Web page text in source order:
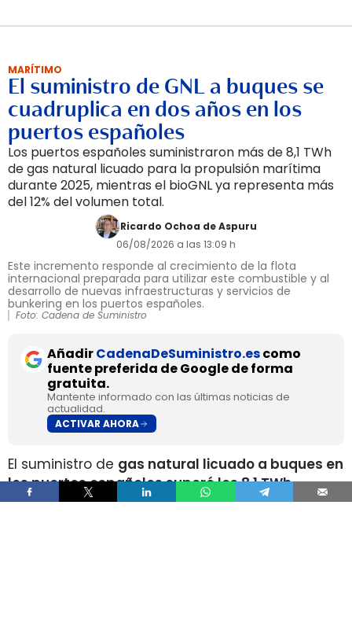
MARÍTIMO
El suministro de GNL a buques se
cuadruplica en dos años en los
puertos españoles
Los puertos españoles suministraron más de 8,1 TWh
de gas natural licuado para la propulsión marítima
durante 2025, mientras el bioGNL ya representa más
del 12% del volumen total.
Ricardo Ochoa de Aspuru
06/08/2026 a las 13:09 h
Este incremento responde al crecimiento de la flota
internacional preparada para utilizar este combustible y al
desarrollo de nuevas infraestructuras y servicios de
bunkering en los puertos españoles.
Foto: Cadena de Suministro
AñadirCadenaDeSuministro.escomo
fuente preferida de Google de forma
gratuita.
Mantente informado con las últimas noticias de
actualidad.
ACTIVAR AHORA
El suministro de gas natural licuado a buques en
los puertos españoles superó los 8,1 TWh
durante 2025, un volumen que multiplica por